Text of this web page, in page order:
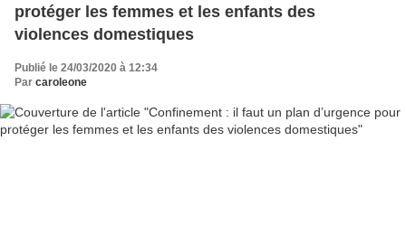
protéger les femmes et les enfants des
violences domestiques
Publié le 24/03/2020 à 12:34
Par caroleone